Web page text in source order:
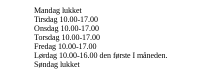
Mandag lukket
Tirsdag 10.00-17.00
Onsdag 10.00-17.00
Torsdag 10.00-17.00
Fredag 10.00-17.00
Lørdag 10.00-16.00 den første I måneden.
Søndag lukket